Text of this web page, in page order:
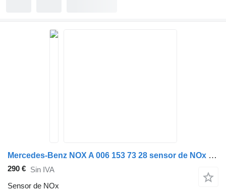
Mercedes-Benz NOX A 006 153 73 28 sensor de NOx para Mercedes-Benz ACTROS MP2 MP3 camión
290 € Sin IVA
Sensor de NOx